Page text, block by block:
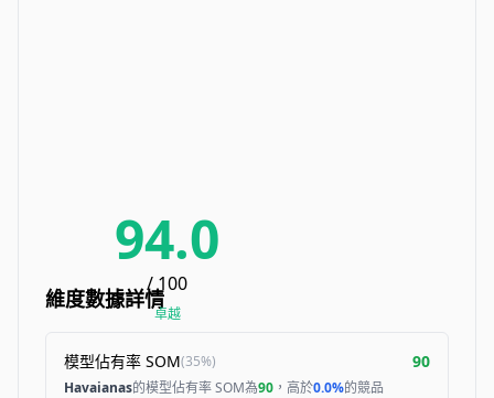
94.0
/ 100
卓越
維度數據詳情
模型佔有率 SOM(35%) 90
Havaianas的模型佔有率 SOM為90 ，高於0.0%的競品